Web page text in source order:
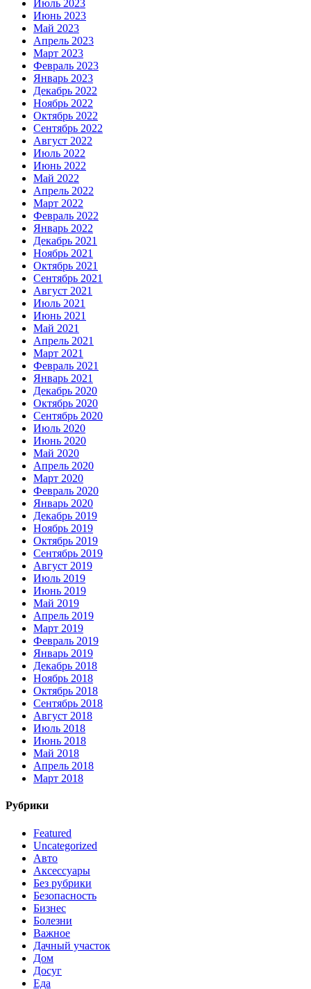
Июль 2023
Июнь 2023
Май 2023
Апрель 2023
Март 2023
Февраль 2023
Январь 2023
Декабрь 2022
Ноябрь 2022
Октябрь 2022
Сентябрь 2022
Август 2022
Июль 2022
Июнь 2022
Май 2022
Апрель 2022
Март 2022
Февраль 2022
Январь 2022
Декабрь 2021
Ноябрь 2021
Октябрь 2021
Сентябрь 2021
Август 2021
Июль 2021
Июнь 2021
Май 2021
Апрель 2021
Март 2021
Февраль 2021
Январь 2021
Декабрь 2020
Октябрь 2020
Сентябрь 2020
Июль 2020
Июнь 2020
Май 2020
Апрель 2020
Март 2020
Февраль 2020
Январь 2020
Декабрь 2019
Ноябрь 2019
Октябрь 2019
Сентябрь 2019
Август 2019
Июль 2019
Июнь 2019
Май 2019
Апрель 2019
Март 2019
Февраль 2019
Январь 2019
Декабрь 2018
Ноябрь 2018
Октябрь 2018
Сентябрь 2018
Август 2018
Июль 2018
Июнь 2018
Май 2018
Апрель 2018
Март 2018
Рубрики
Featured
Uncategorized
Авто
Аксессуары
Без рубрики
Безопасность
Бизнес
Болезни
Важное
Дачный участок
Дом
Досуг
Еда